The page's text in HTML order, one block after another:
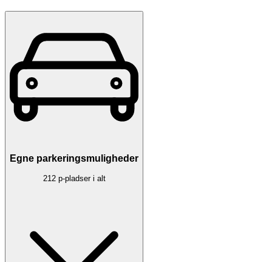
Egne parkeringsmuligheder
212 p-pladser i alt